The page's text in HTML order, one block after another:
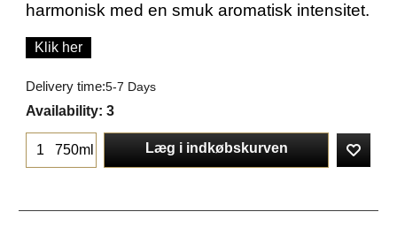
harmonisk med en smuk aromatisk intensitet.
Klik her
Delivery time:5-7 Days
Availability: 3
750ml Læg i indkøbskurven